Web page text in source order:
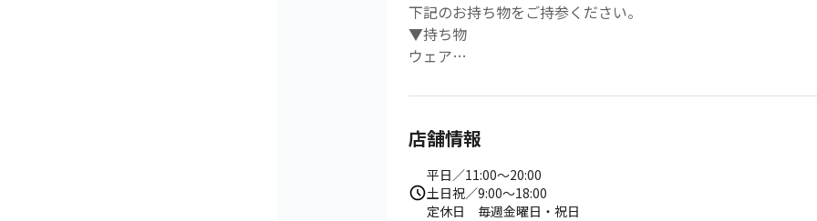
下記のお持ち物をご持参ください。
▼持ち物
ウェア
靴下
※ ロッカールーム、パウダールームを完備しております。
店舗情報
平日／11:00〜20:00
土日祝／9:00〜18:00
定休日 毎週金曜日・祝日